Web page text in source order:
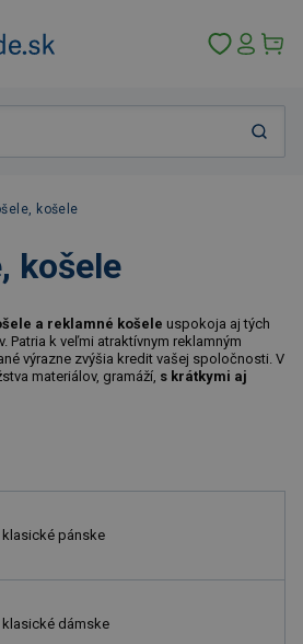
košele
košele
a reklamné košele uspokoja aj tých
Patria k veľmi atraktívnym reklamným
výrazne zvýšia kredit vašej spoločnosti. V
materiálov, gramáží, s krátkymi aj
pánske
dámske